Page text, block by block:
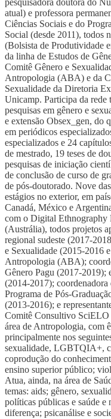
pesquisadora doutora do
atual) e professora
Ciências Sociais e do
Social (desde 2011), todos
(Bolsista de Produtividade
da linha de Estudos de
Comitê Gênero e
Antropologia (ABA) e da
Sexualidade da Diretoria
Unicamp. Participa da
pesquisas em gênero e
e extensão Obsex_gen, do
em periódicos
especializados e 24
de mestrado, 19 teses de
pesquisas de iniciação
de conclusão de curso de
de pós-doutorado. Nove
estágios no exterior, em
Canadá, México e
com o Digital
(Austrália), todos projetos
regional sudeste (2017-
e Sexualidade (2015-2016
Antropologia (ABA);
Gênero Pagu (2017-2019);
(2014-2017);
Programa de Pós-
(2013-2016); e
Comitê Consultivo SciELO
área de Antropologia, com
principalmente nos
sexualidade, LGBTQIA+,
coprodução do
ensino superior público;
Atua, ainda, na área de
temas: aids; gênero,
políticas públicas e saúde e
diferença; psicanálise e